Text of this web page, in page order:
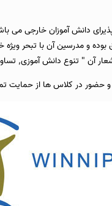
مدرسه وینی پگ دبیرستان هستند. از این 12
و مدرسین آن با تبحر
شعار آن " تنوع دانش
در کلاس ها از حمایت